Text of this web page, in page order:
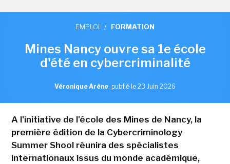
EMPLOI / FORMATION
Mines Nancy ouvre sa 1e école
d'été en cybercriminalité
Véronique Arène, publié le 23 Juin 2026
A l'initiative de l'école des Mines de Nancy, la
première édition de la Cybercriminology
Summer Shool réunira des spécialistes
internationaux issus du monde académique,